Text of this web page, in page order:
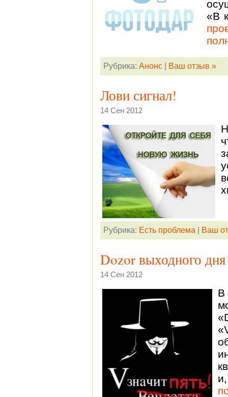
«В
Рубрика: Анонс| Ваш отзыв »
Лови сигнал!
14 Сен 2012
Рубрика: Есть проблема Ваш
Dozor выходного дня
14 Сен 2012
В